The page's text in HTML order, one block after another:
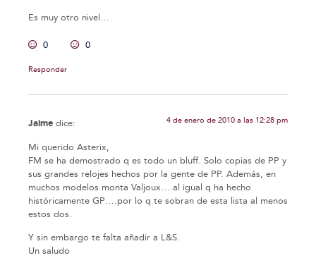
Es muy otro nivel…
0 0
Responder
Jaime dice: 4 de enero de 2010 a las 12:28 pm
Mi querido Asterix,
FM se ha demostrado q es todo un bluff. Solo copias de PP y
sus grandes relojes hechos por la gente de PP. Además, en
muchos modelos monta Valjoux….al igual q ha hecho
históricamente GP….por lo q te sobran de esta lista al menos
estos dos.
Y sin embargo te falta añadir a L&S.
Un saludo